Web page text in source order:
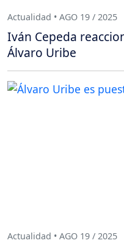
Actualidad • AGO 19 / 2025
Iván Cepeda
Álvaro Uribe
Actualidad • AGO 19 / 2025